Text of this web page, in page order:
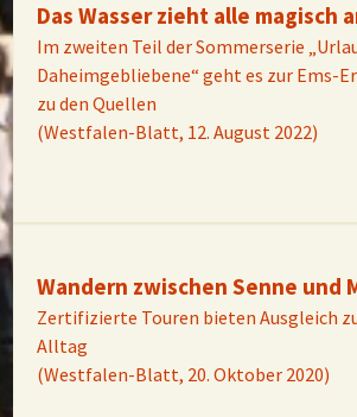
Das Wasser zieht alle magisch
Im zweiten Teil der Sommerserie
Daheimgebliebene“ geht es zur Ems-
zu den Quellen
(Westfalen-Blatt, 12. August 2022)
Wandern zwischen Senne und
Zertifizierte Touren bieten Ausgleich
Alltag
(Westfalen-Blatt, 20. Oktober 2020)